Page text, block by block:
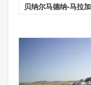
贝纳尔马德纳-马拉加